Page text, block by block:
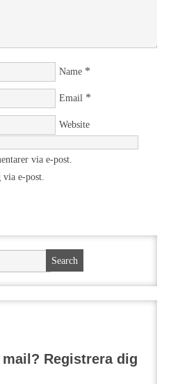
Name *
Email *
Website
via e-post.
e-post.
Registrera dig